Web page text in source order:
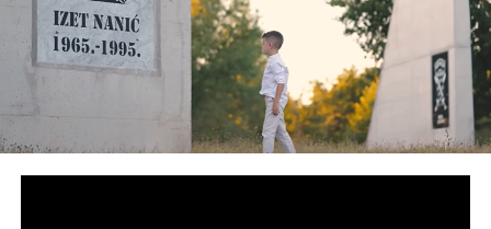
će danas biti ukopani u Potočarima
DON'T MISS
O neradnoj nedjelji u FBiH:NEDJELJOM U POTROŠAČKI
ŠOPING KOD MUJE OD DOBOJA KOJEG TAMO NEMA